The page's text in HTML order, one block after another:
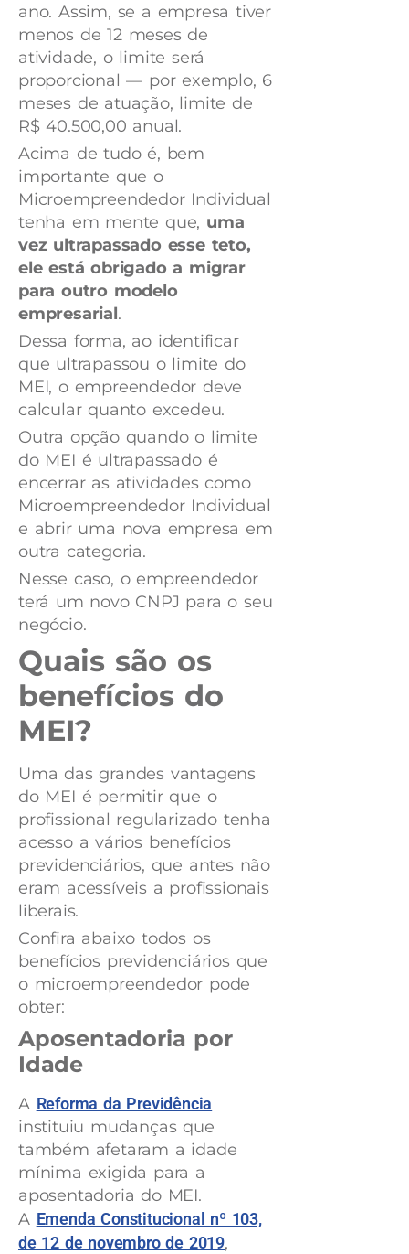
ano. Assim, se a empresa tiver
menos de 12 meses de
atividade, o limite será
proporcional — por exemplo, 6
meses de atuação, limite de
R$ 40.500,00 anual.
Acima de tudo é, bem
importante que o
Microempreendedor Individual
tenha em mente que, uma
vez ultrapassado esse teto,
ele está obrigado a migrar
para outro modelo
empresarial.
Dessa forma, ao identificar
que ultrapassou o limite do
MEI, o empreendedor deve
calcular quanto excedeu.
Outra opção quando o limite
do MEI é ultrapassado é
encerrar as atividades como
Microempreendedor Individual
e abrir uma nova empresa em
outra categoria.
Nesse caso, o empreendedor
terá um novo CNPJ para o seu
negócio.
Quais são os
benefícios do
MEI?
Uma das grandes vantagens
do MEI é permitir que o
profissional regularizado tenha
acesso a vários benefícios
previdenciários, que antes não
eram acessíveis a profissionais
liberais.
Confira abaixo todos os
benefícios previdenciários que
o microempreendedor pode
obter:
Aposentadoria por
Idade
A Reforma da Previdência
instituiu mudanças que
também afetaram a idade
mínima exigida para a
aposentadoria do MEI.
A Emenda Constitucional nº 103,
de 12 de novembro de 2019,